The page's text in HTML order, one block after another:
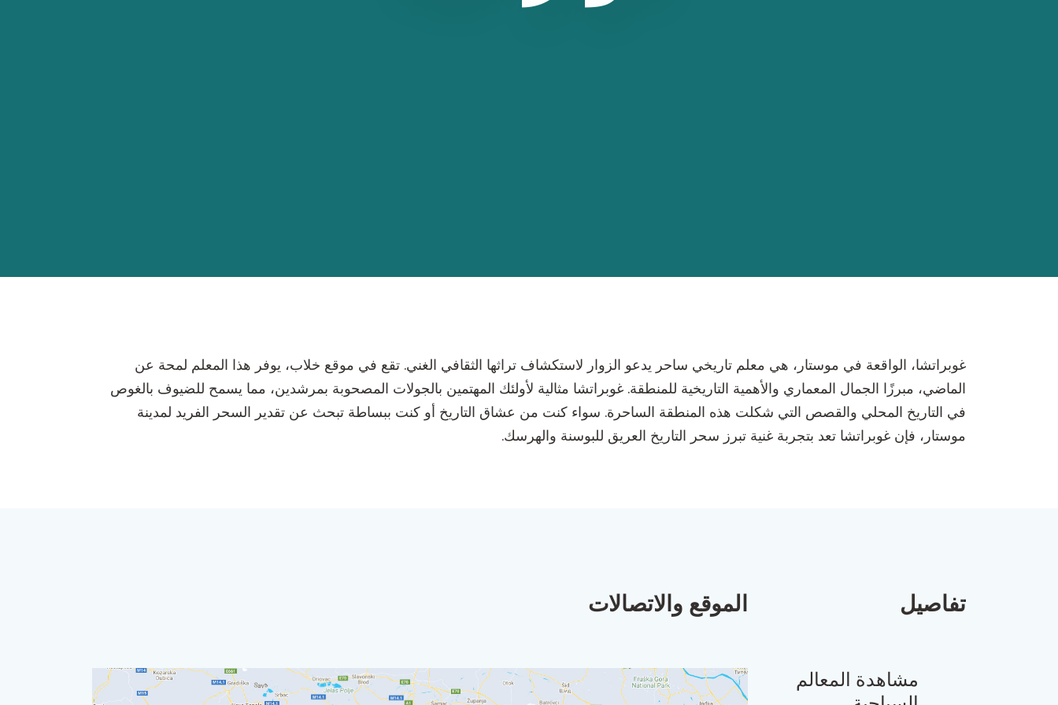
غوبراتشا، الواقعة في موستار، هي معلم تاريخي ساحر يدعو الزوار لاستكشاف تراثها الثقافي الغني. تقع في موقع خلاب، يوفر هذا المعلم لمحة عن
الماضي، مبرزًا الجمال المعماري والأهمية التاريخية للمنطقة. غوبراتشا مثالية لأولئك المهتمين بالجولات المصحوبة بمرشدين، مما يسمح للضيوف بالغوص
في التاريخ المحلي والقصص التي شكلت هذه المنطقة الساحرة. سواء كنت من عشاق التاريخ أو كنت ببساطة تبحث عن تقدير السحر الفريد لمدينة
موستار، فإن غوبراتشا تعد بتجربة غنية تبرز سحر التاريخ العريق للبوسنة والهرسك.
تفاصيل
مشاهدة المعالم
الموقع والاتصالات